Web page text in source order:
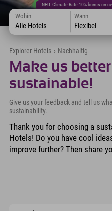
NEU: Climate Rate 10% bonus on
Wohin
Alle Hotels
Wann
Flexibel
Explorer Hotels › Nachhaltig
Make us
sustainable!
Give us your feedback and tell us
sustainability.
Thank you for choosing a
Hotels! Do you have cool
improve further? Then share